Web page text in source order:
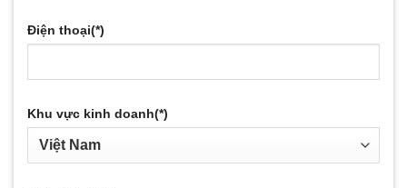
Điện thoại(*)
Khu vực kinh doanh(*)